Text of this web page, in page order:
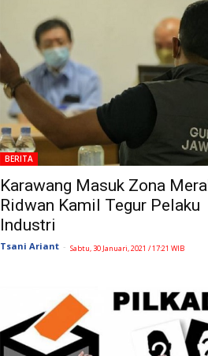
BERITA
Karawang Masuk Zona
Ridwan Kamil Tegur Pelaku
Industri
Tsani Ariant - Sabtu, 30 Januari, 2021 / 17:21 WIB